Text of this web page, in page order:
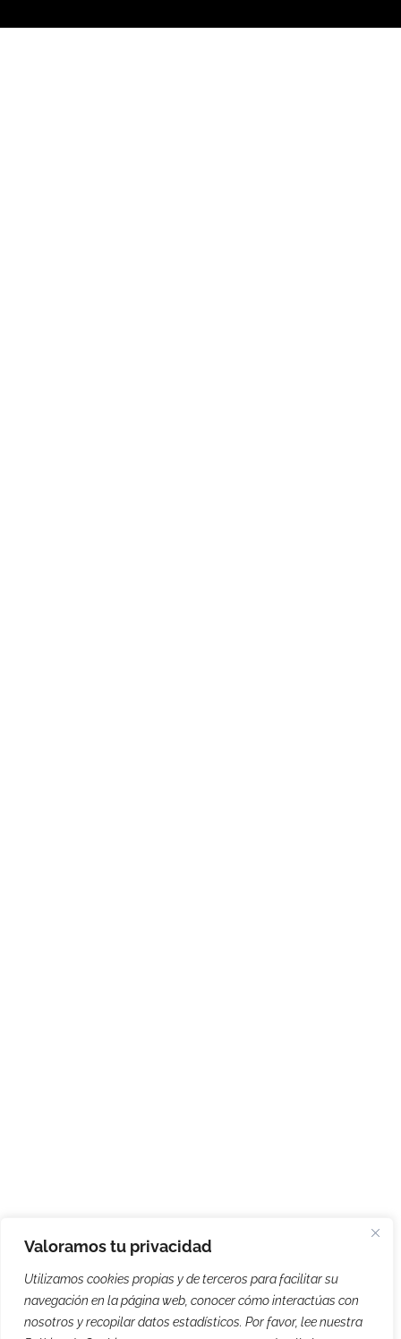
Valoramos tu privacidad
Utilizamos cookies propias y de terceros para facilitar su
navegación en la página web, conocer cómo interactúas con
nosotros y recopilar datos estadísticos. Por favor, lee nuestra